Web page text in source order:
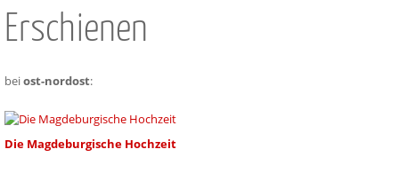
Erschienen
beiost-nordost:
Die Magdeburgische Hochzeit